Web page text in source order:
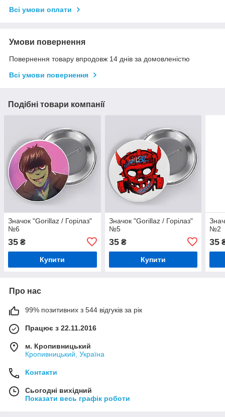
Всі умови оплати
Умови повернення
Повернення товару впродовж 14 днів за домовленістю
Всі умови повернення
Подібні товари компанії
Значок "Gorillaz / Горілаз"
№6
35 ₴
Купити
Значок "Gorillaz / Горілаз"
№5
35₴
Купити
№2
35
Про нас
99% позитивних з 544 відгуків за рік
Працює з 22.11.2016
м. Кропивницький
Кропивницький, Україна
Контакти
Сьогодні вихідний
Показати весь графік роботи